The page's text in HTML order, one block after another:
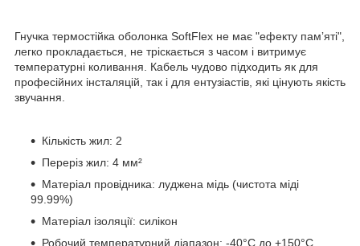
Гнучка термостійка оболонка SoftFlex не має "ефекту памʼяті",
легко прокладається, не тріскається з часом і витримує
температурні коливання. Кабель чудово підходить як для
професійних інсталяцій, так і для ентузіастів, які цінують якість
звучання.
Кількість жил: 2
Переріз жил: 4 мм²
Матеріал провідника: луджена мідь (чистота міді
99.99%)
Матеріал ізоляції: силікон
Робочий температурний діапазон: -40°C до +150°C